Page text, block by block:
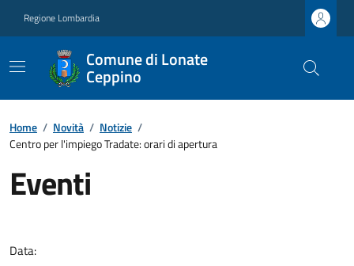
Regione Lombardia
Comune di Lonate
Ceppino
Home / Novità / Notizie /
Centro per l'impiego Tradate: orari di apertura
Eventi
Data: